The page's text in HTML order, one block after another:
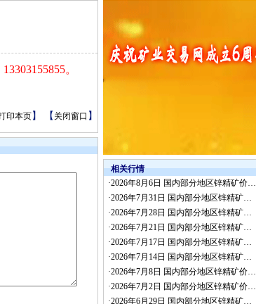
。
印本页】 【 关闭窗口 】
相关行情
·2026年8月6日 国内部分地区锌精矿价…
·2026年7月31日 国内部分地区锌精矿…
·2026年7月28日 国内部分地区锌精矿…
·2026年7月21日 国内部分地区锌精矿…
·2026年7月17日 国内部分地区锌精矿…
·2026年7月14日 国内部分地区锌精矿…
·2026年7月8日 国内部分地区锌精矿价…
·2026年7月2日 国内部分地区锌精矿价…
·2026年6月29日 国内部分地区锌精矿…